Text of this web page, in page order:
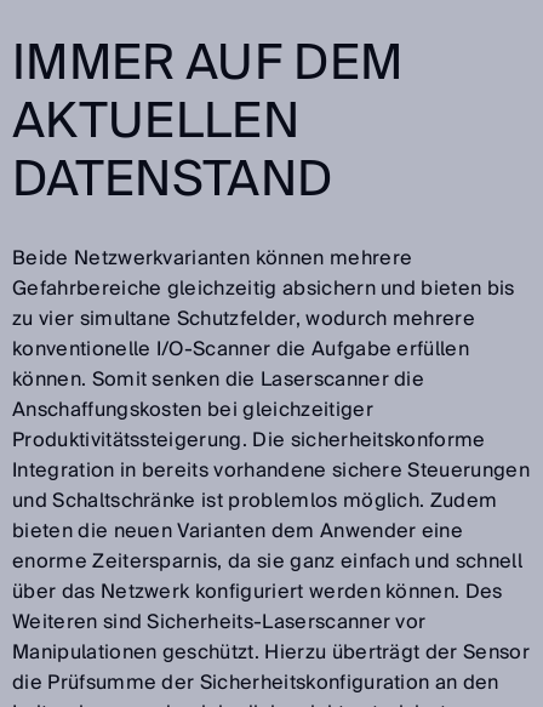
IMMER AUF DEM
AKTUELLEN
DATENSTAND
Beide Netzwerkvarianten können mehrere
Gefahrbereiche gleichzeitig absichern und bieten bis
zu vier simultane Schutzfelder, wodurch mehrere
konventionelle I/O-Scanner die Aufgabe erfüllen
können. Somit senken die Laserscanner die
Anschaffungskosten bei gleichzeitiger
Produktivitätssteigerung. Die sicherheitskonforme
Integration in bereits vorhandene sichere Steuerungen
und Schaltschränke ist problemlos möglich. Zudem
bieten die neuen Varianten dem Anwender eine
enorme Zeitersparnis, da sie ganz einfach und schnell
über das Netzwerk konfiguriert werden können. Des
Weiteren sind Sicherheits-Laserscanner vor
Manipulationen geschützt. Hierzu überträgt der Sensor
die Prüfsumme der Sicherheitskonfiguration an den